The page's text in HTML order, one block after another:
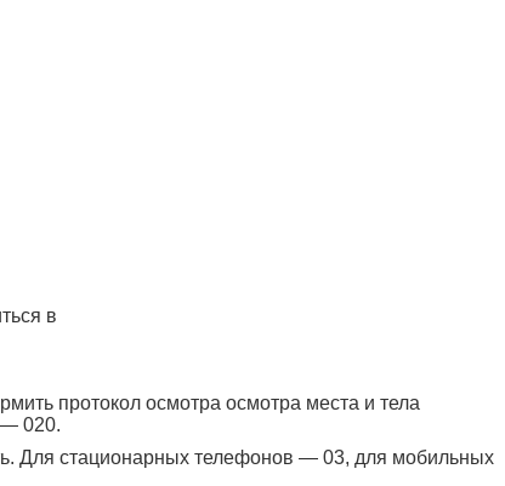
в
протокол осмотра осмотра места и тела
020.
Для стационарных телефонов — 03, для мобильных